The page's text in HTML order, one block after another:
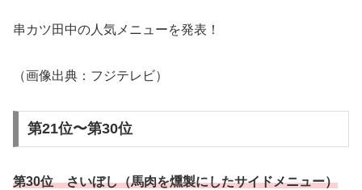
串カツ田中の人気メニューを発表！
（画像出典：フジテレビ）
第21位〜第30位
第30位 さいぼし（馬肉を燻製にしたサイドメニュー）